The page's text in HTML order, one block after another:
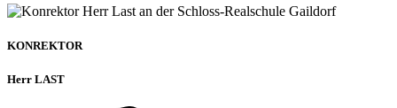
KONREKTOR
Herr LAST